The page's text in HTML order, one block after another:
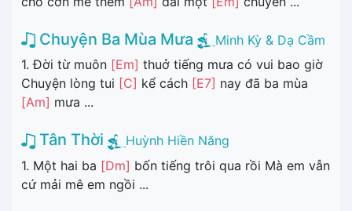
Chuyện Ba Mùa Mưa
Minh Kỳ & Dạ Cầm
1. Đời từ muôn [Em] thuở tiếng mưa có vui bao giờ
Chuyện lòng tui [C] kể cách [E7] nay đã ba mùa
[Am] mưa ...
Tân Thời
Huỳnh Hiền Năng
1. Một hai ba [Dm] bốn tiếng trôi qua rồi Mà em vẫn
cứ mải mê em ngồi ...